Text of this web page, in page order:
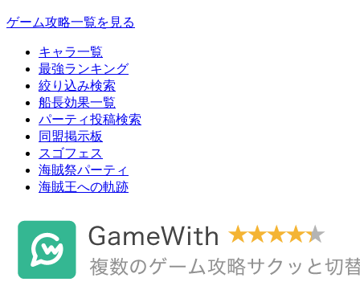
ゲーム攻略一覧を見る
キャラ一覧
最強ランキング
絞り込み検索
船長効果一覧
パーティ投稿検索
同盟掲示板
スゴフェス
海賊祭パーティ
海賊王への軌跡